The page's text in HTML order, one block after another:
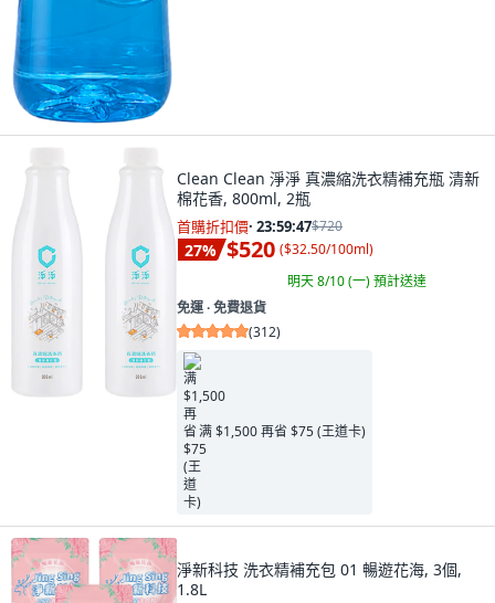
Clean Clean 淨淨 真濃縮洗衣精補充瓶 清新
棉花香, 800ml, 2瓶
首購折扣價· 23:59:45$720
27% $520 ($32.50/100ml)
明天 8/10 (一)預計送達
免運 ∙ 免費退貨
(312)
满 $1,500 再省 $75 (王道卡)
淨新科技 洗衣精補充包 01 暢遊花海, 3個,
1.8L